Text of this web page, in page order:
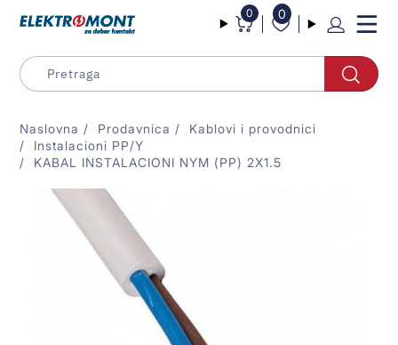
0 0
Naslovna Prodavnica
Kablovi i provodnici
Instalacioni PP/Y
KABAL INSTALACIONI NYM (PP) 2X1.5